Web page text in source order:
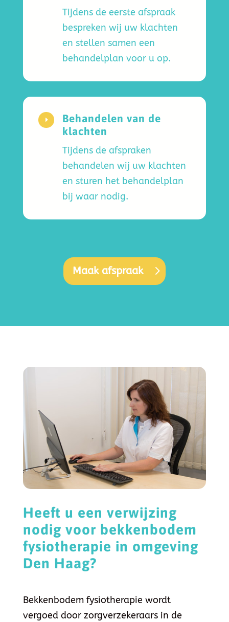
Tijdens de eerste afspraak
bespreken wij uw klachten
en stellen samen een
behandelplan voor u op.
E
Behandelen van de
klachten
Tijdens de afspraken
behandelen wij uw klachten
en sturen het behandelplan
bij waar nodig.
Maak afspraak
Heeft u een verwijzing
nodig voor bekkenbodem
fysiotherapie in omgeving
Den Haag?
Bekkenbodem fysiotherapie wordt
vergoed door zorgverzekeraars in de